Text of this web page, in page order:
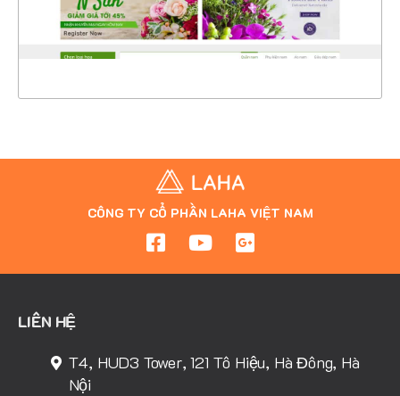
XEM THỰC TẾ
CÔNG TY CỔ PHẦN LAHA VIỆT NAM
LIÊN HỆ
T4, HUD3 Tower, 121 Tô Hiệu, Hà Đông, Hà
Nội